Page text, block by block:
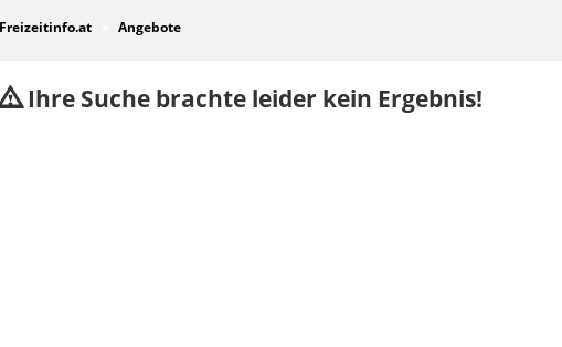
Freizeitinfo.at Angebote
Ihre Suche brachte leider kein Ergebnis!